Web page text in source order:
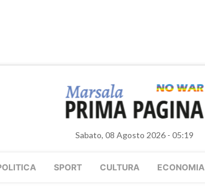
Sabato, 08 Agosto 2026 - 05:19
SPORT CULTURA ECONOMIA